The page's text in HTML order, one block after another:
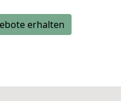
erhalten